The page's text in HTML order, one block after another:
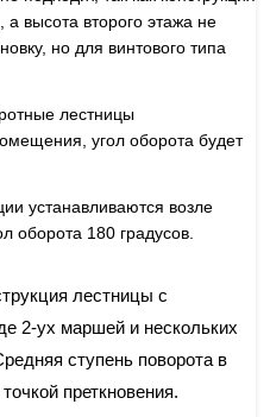
высота второго этажа не
но для винтового типа
лестницы
угол оборота будет
устанавливаются возле
оборота 180 градусов.
лестницы с
2-ух маршей и нескольких
ступень поворота в
преткновения.